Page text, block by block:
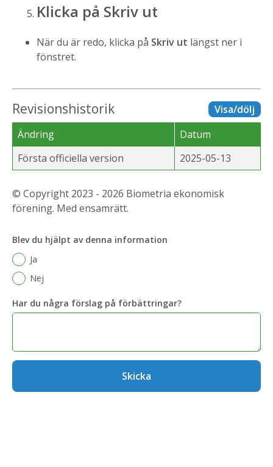
Klicka på Skriv ut
När du är redo, klicka på Skriv ut längst ner i
fönstret.
Revisionshistorik
Visa/dölj
Ändring
Datum
Första officiella version
2025-05-13
© Copyright 2023 - 2026 Biometria ekonomisk
förening. Med ensamrätt.
Blev du hjälpt av denna information
Ja
Nej
Har du några förslag på förbättringar?
Skicka